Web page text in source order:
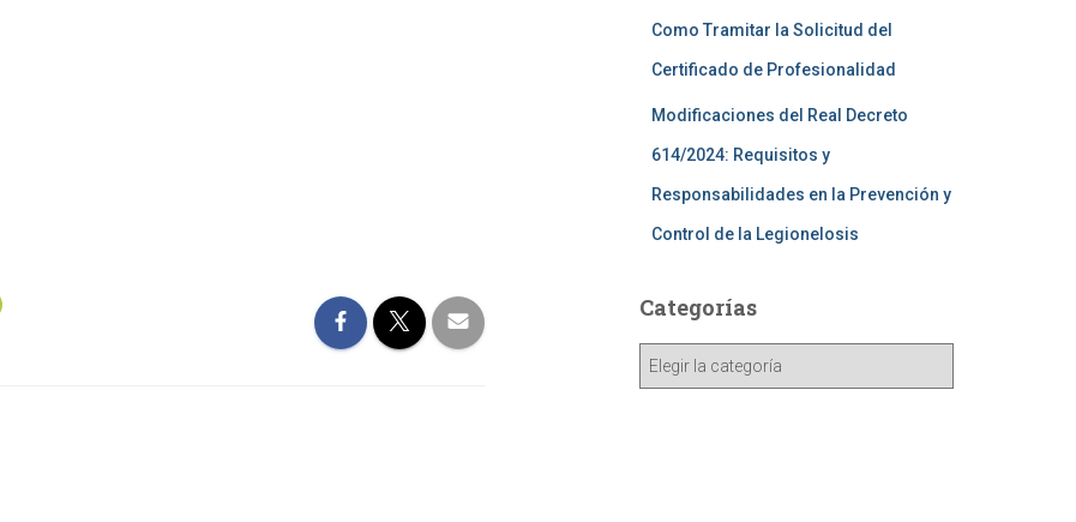
Como Tramitar la Solicitud del
Certificado de Profesionalidad
Modificaciones del Real Decreto
614/2024: Requisitos y
Responsabilidades en la Prevención y
Control de la Legionelosis
Categorías